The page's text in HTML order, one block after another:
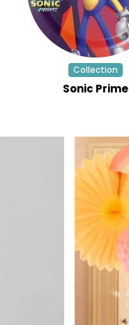
Collection
Sonic Prime